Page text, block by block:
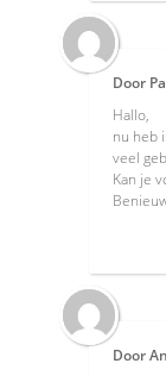
Door
Hallo,
nu heb
veel
Kan je
Door